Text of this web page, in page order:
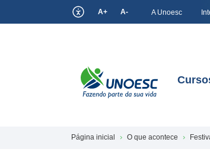
A+ A- A Unoesc
Página inicial O que acontece